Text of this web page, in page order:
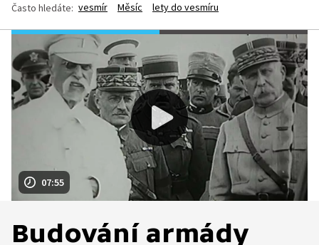
Často hledáte: vesmír Měsíc lety do vesmíru
07:55
Budování armády